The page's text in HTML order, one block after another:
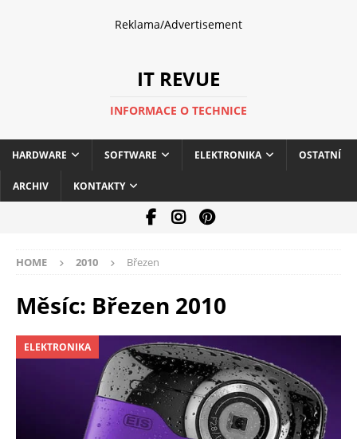
Reklama/Advertisement
IT REVUE
INFORMACE O TECHNICE
HARDWARE SOFTWARE ELEKTRONIKA OSTATNÍ
ARCHIV KONTAKTY
HOME 2010 Březen
Měsíc: Březen 2010
ELEKTRONIKA